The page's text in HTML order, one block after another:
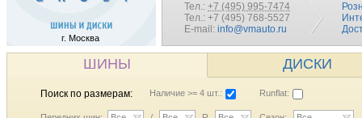
г. Москва
Тел.: +7 (495) 995-7474
Тел.: +7 (495) 768-5527
E-mail: info@vmauto.ru
ШИНЫ ДИСКИ
Поиск по размерам: Наличие >= 4 шт.: Runflat: